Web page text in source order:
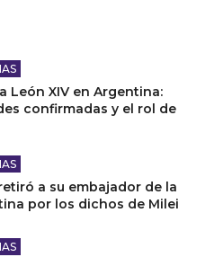
León XIV en Argentina:
confirmadas y el rol de
a su embajador de la
por los dichos de Milei